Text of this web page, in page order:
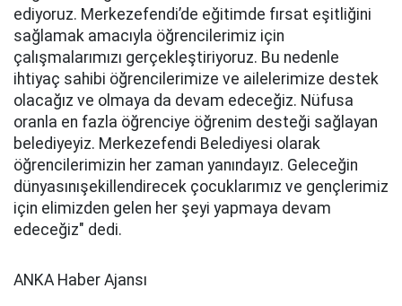
ediyoruz. Merkezefendi’de eğitimde fırsat eşitliğini
sağlamak amacıyla öğrencilerimiz için
çalışmalarımızı gerçekleştiriyoruz. Bu nedenle
ihtiyaç sahibi öğrencilerimize ve ailelerimize destek
olacağız ve olmaya da devam edeceğiz. Nüfusa
oranla en fazla öğrenciye öğrenim desteği sağlayan
belediyeyiz. Merkezefendi Belediyesi olarak
öğrencilerimizin her zaman yanındayız. Geleceğin
dünyasınışekillendirecek çocuklarımız ve gençlerimiz
için elimizden gelen her şeyi yapmaya devam
edeceğiz" dedi.
ANKA Haber Ajansı